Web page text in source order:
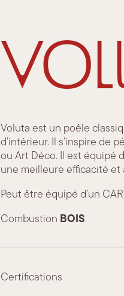
Voluta est un poêle
d’intérieur. Il s’inspire de
ou Art Déco. Il est équipé
une meilleure efficacité et
Peut être équipé d’un
Combustion BOIS.
Certifications